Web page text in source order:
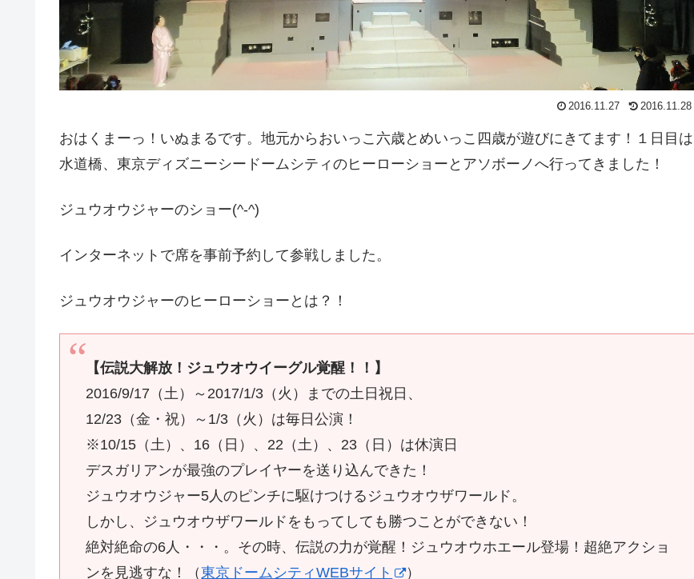
2016.11.27 2016.11.28
おはくまーっ！いぬまるです。地元からおいっこ六歳とめいっこ四歳が遊びにきてます！１日目は
水道橋、東京ディズニーシードームシティのヒーローショーとアソボーノへ行ってきました！
ジュウオウジャーのショー(^-^)
インターネットで席を事前予約して参戦しました。
ジュウオウジャーのヒーローショーとは？！
【伝説大解放！ジュウオウイーグル覚醒！！】
2016/9/17（土）～2017/1/3（火）までの土日祝日、
12/23（金・祝）～1/3（火）は毎日公演！
※10/15（土）、16（日）、22（土）、23（日）は休演日
デスガリアンが最強のプレイヤーを送り込んできた！
ジュウオウジャー5人のピンチに駆けつけるジュウオウザワールド。
しかし、ジュウオウザワールドをもってしても勝つことができない！
絶対絶命の6人・・・。その時、伝説の力が覚醒！ジュウオウホエール登場！超絶アクショ
ンを見逃すな！（東京ドームシティWEBサイト ）